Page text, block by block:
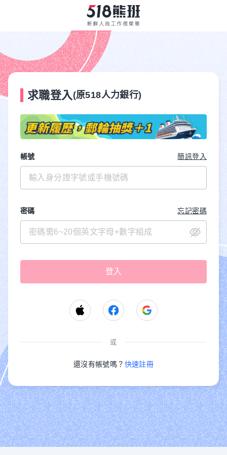
求職登入 (原518人力銀行)
帳號 簡訊登入
密碼 忘記密碼
或
還沒有帳號嗎？ 快速註冊